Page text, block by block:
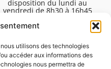
utilisons des technologies
accéder aux informations des
nous permettra de
disposition du lundi au
vendredi de 8h30 à 16h45
pour vous aider à résoudre
toutes vos questions